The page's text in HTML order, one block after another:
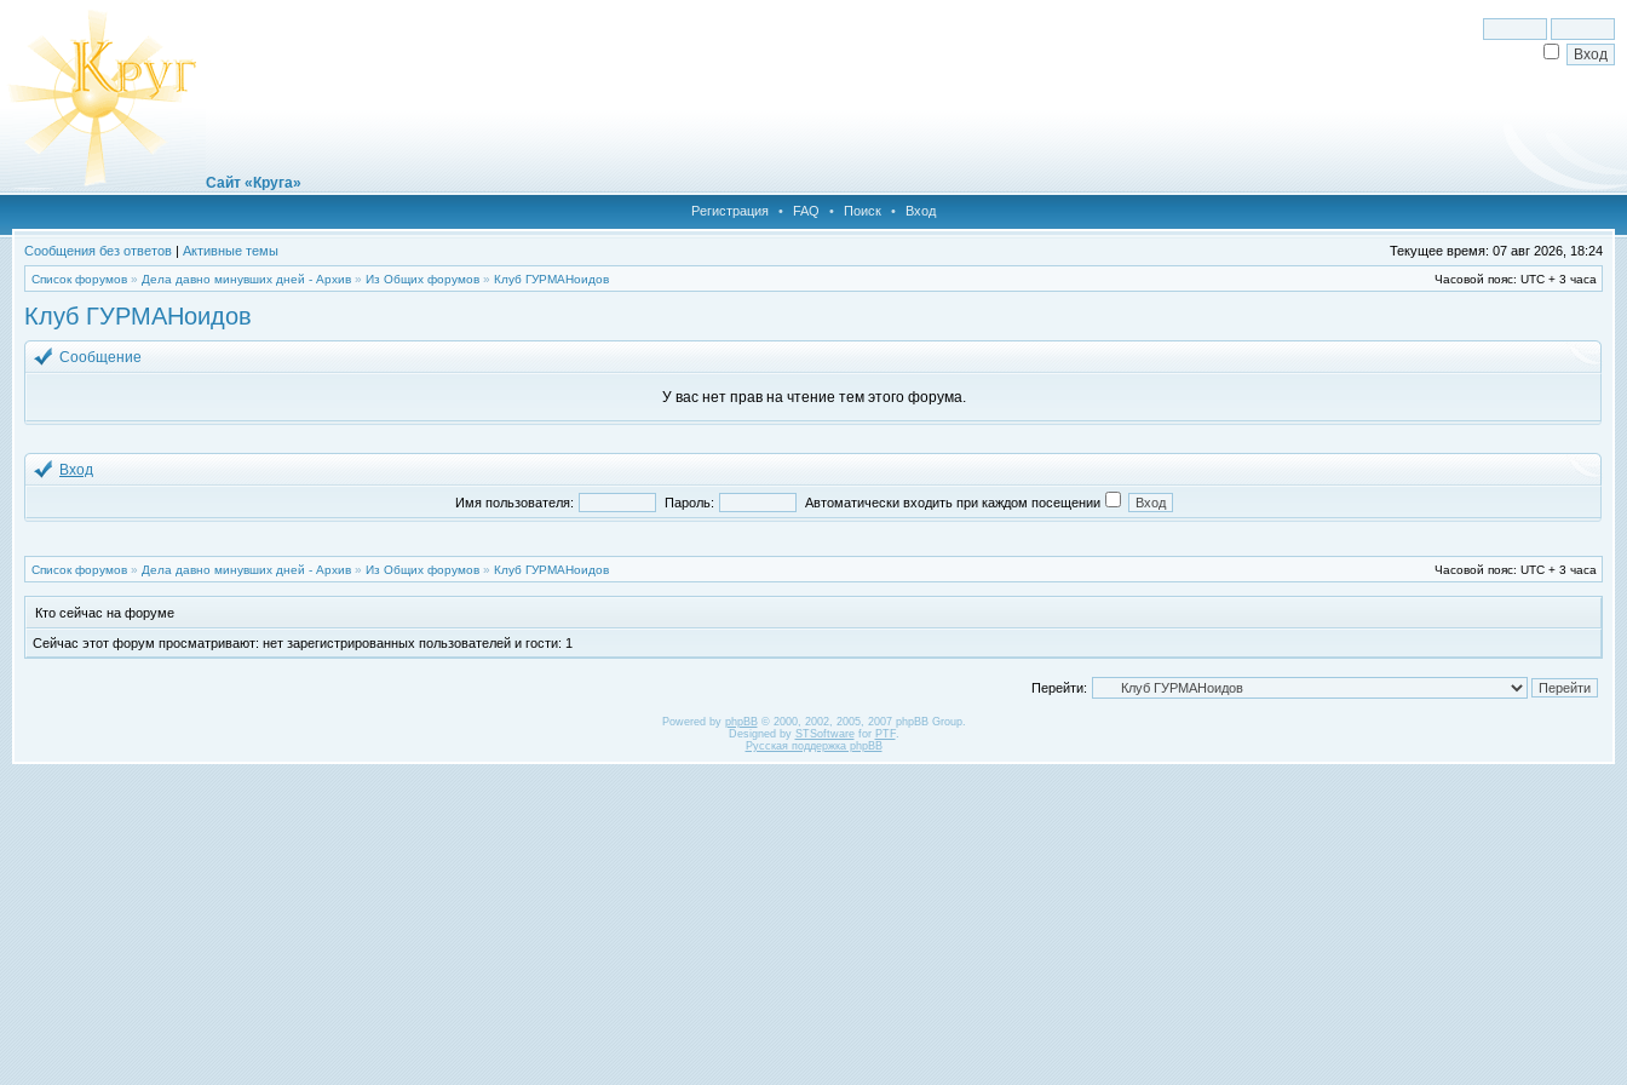
Сайт «Круга»
Регистрация • FAQ • Поиск • Вход
Сообщения без ответов | Активные темы Текущее время: 07 авг 2026, 18:24
Список форумов » Дела давно минувших дней - Архив » Из Общих форумов » Клуб ГУРМАНоидов Часовой пояс: UTC + 3 часа
Клуб ГУРМАНоидов
Сообщение
У вас нет прав на чтение тем этого форума.
Вход
Имя пользователя: Пароль: Автоматически входить при каждом посещении
Список форумов » Дела давно минувших дней - Архив » Из Общих форумов » Клуб ГУРМАНоидов Часовой пояс: UTC + 3 часа
Кто сейчас на форуме
Сейчас этот форум просматривают: нет зарегистрированных пользователей и гости: 1
Перейти:
Powered by phpBB© 2000, 2002, 2005, 2007 phpBB Group.
Designed by STSoftwarefor PTF.
Русская поддержка phpBB